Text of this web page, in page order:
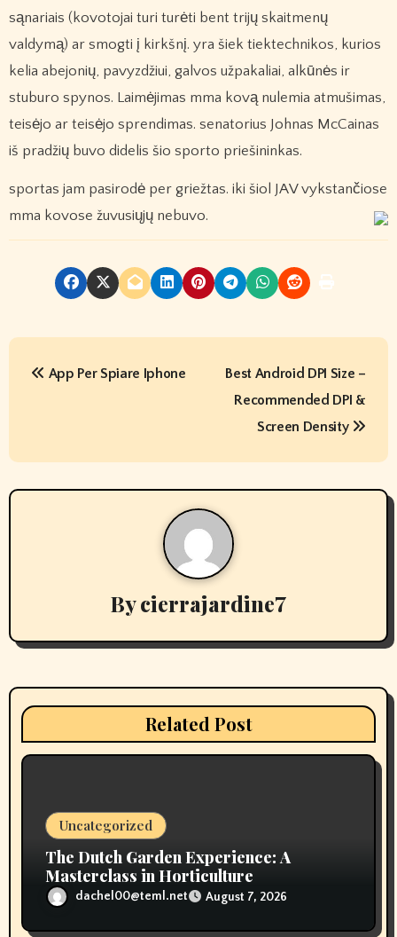
sąnariais (kovotojai turi turėti bent trijų skaitmenų
valdymą) ar smogti į kirkšnį. yra šiek tiektechnikos, kurios
kelia abejonių, pavyzdžiui, galvos užpakaliai, alkūnės ir
stuburo spynos. Laimėjimas mma kovą nulemia atmušimas,
teisėjo ar teisėjo sprendimas. senatorius Johnas McCainas
iš pradžių buvo didelis šio sporto priešininkas.
sportas jam pasirodė per griežtas. iki šiol JAV vykstančiose
mma kovose žuvusiųjų nebuvo.
P
t
n
g
a
App Per Spiare Iphone
Best Android DPI Size –
Recommended DPI &
Screen Density
Bycierrajardine7
Related Post
Uncategorized
The Dutch Garden Experience: A
Masterclass in Horticulture
dachel00@teml.net August 7, 2026